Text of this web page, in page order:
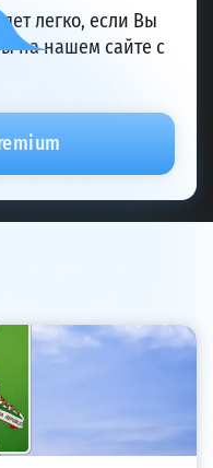
легко, если Вы
на нашем сайте с